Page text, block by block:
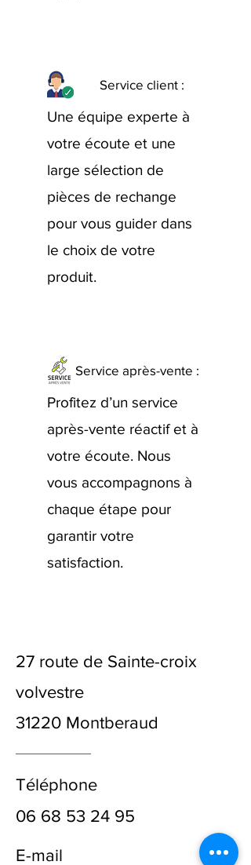
Service client :
Une équipe experte à
votre écoute et une
large sélection de
pièces de rechange
pour vous guider dans
le choix de votre
produit.
Service après-vente :
Profitez d’un service
après-vente réactif et à
votre écoute. Nous
vous accompagnons à
chaque étape pour
garantir votre
satisfaction.
27 route de Sainte-croix
volvestre
31220 Montberaud
Téléphone
06 68 53 24 95
E-mail